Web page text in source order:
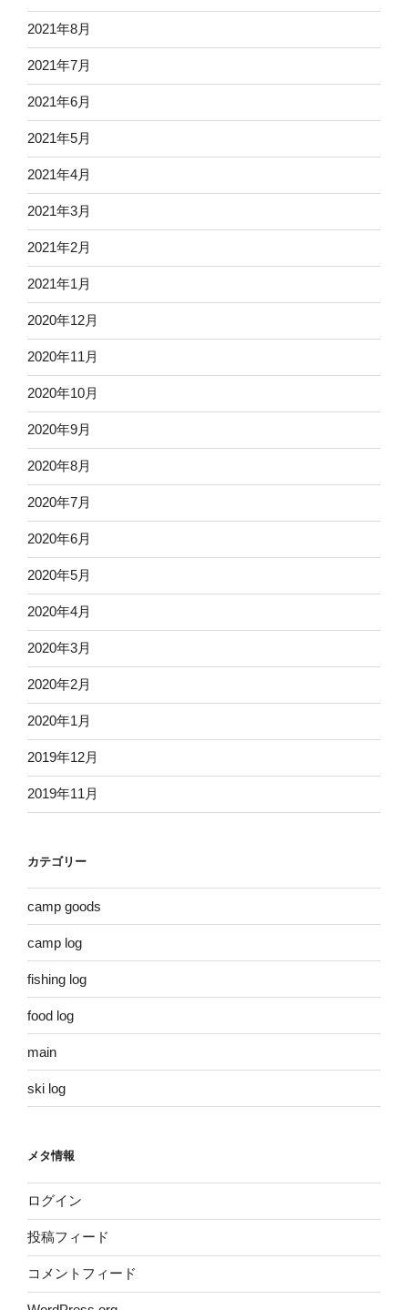
2021年8月
2021年7月
2021年6月
2021年5月
2021年4月
2021年3月
2021年2月
2021年1月
2020年12月
2020年11月
2020年10月
2020年9月
2020年8月
2020年7月
2020年6月
2020年5月
2020年4月
2020年3月
2020年2月
2020年1月
2019年12月
2019年11月
カテゴリー
camp goods
camp log
fishing log
food log
main
ski log
メタ情報
ログイン
投稿フィード
コメントフィード